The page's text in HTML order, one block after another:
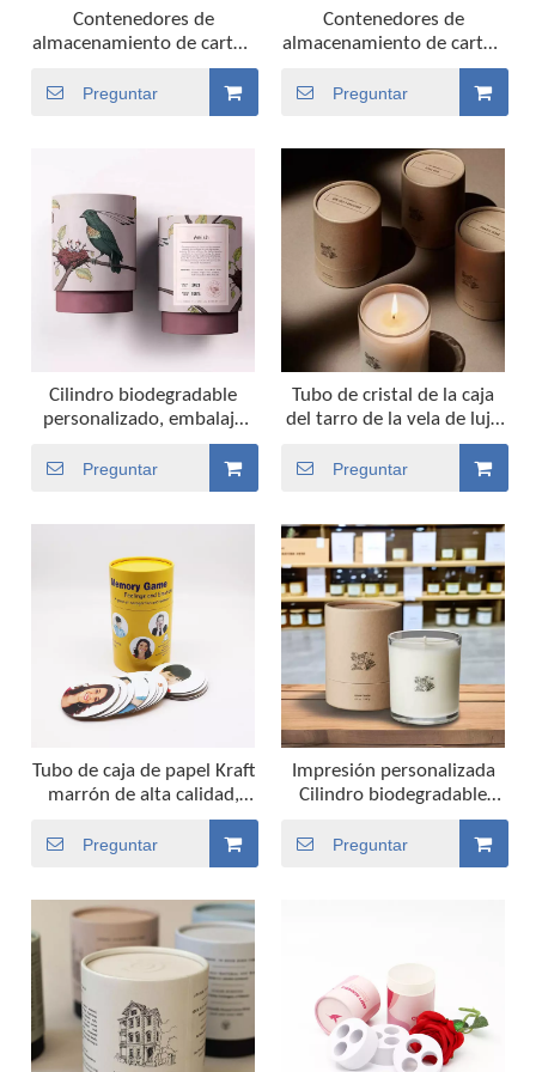
Contenedores de
almacenamiento de cartón
con cilindro redondo
impresos personalizados
Preguntar
Contenedores de
almacenamiento de cartón
con cilindro redondo
impresos personalizados
para café, té, envasado de
redondo de papel
Preguntar
Cilindro biodegradable
personalizado, embalaje
de tubo de cartón de papel
para alimentos, recipiente
de té Premium, embalaje
Preguntar
Tubo de cristal de la caja
del tarro de la vela de lujo
hecha a mano de la cera
de soja del papel de Kraft
que empaqueta para el
Preguntar
Tubo de caja de papel Kraft
marrón de alta calidad,
caja redonda blanca
personalizada, embalaje
de tubo de papel cilíndrico
Preguntar
Impresión personalizada
Cilindro biodegradable
Comida Vela Papel Cartón
Paquete de té suelto
Recipiente de té premium
Preguntar